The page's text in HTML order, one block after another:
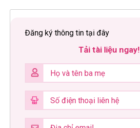
Đăng ký thông tin tại đây
Tải tài liệu ngay!